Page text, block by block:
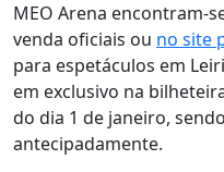
MEO Arena encontram-
venda oficiais ou no site
para espetáculos em
em exclusivo na
do dia 1 de janeiro,
antecipadamente.